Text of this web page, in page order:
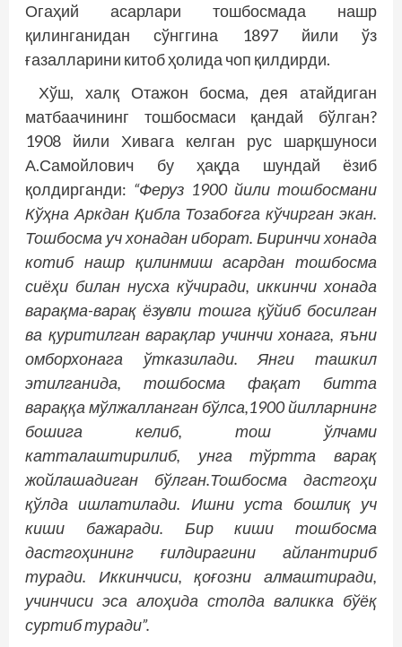
Огаҳий асарлари тош­босмада нашр
қилинганидан сўнггина 1897 йили ўз
ғазалларини китоб ҳолида чоп қилдирди.
Хўш, халқ Отажон босма, дея атайдиган
матбаачининг тошбосмаси қандай бўлган?
1908 йили Хивага келган рус шарқшуноси
А.Самойлович бу ҳақда шундай ёзиб
қолдирганди: “Феруз 1900 йили тошбосмани
Кўҳна Аркдан Қиб­ла Тозабоғга кўчирган экан.
Тошбосма уч хонадан иборат. Биринчи хонада
котиб нашр қилинмиш асардан тошбосма
сиёҳи билан нусха кўчиради, иккинчи хонада
варақма-варақ ёзувли тошга қўйиб босилган
ва қуритилган варақлар учинчи хонага, яъни
омборхонага ўтказилади. Янги ташкил
этилганида, тош­босма фақат битта
вараққа мўлжалланган бўлса,1900 йилларнинг
бошига келиб, тош ўлчами
катталаштирилиб, унга тўртта варақ
жойлашадиган бўлган.Тошбосма дастгоҳи
қўлда ишлатилади. Ишни уста бошлиқ уч
киши бажаради. Бир киши тошбосма
дастгоҳининг ғилдирагини айлантириб
туради. Иккинчиси, қоғозни алмаштиради,
учинчиси эса алоҳида столда валикка бўёқ
суртиб туради”.